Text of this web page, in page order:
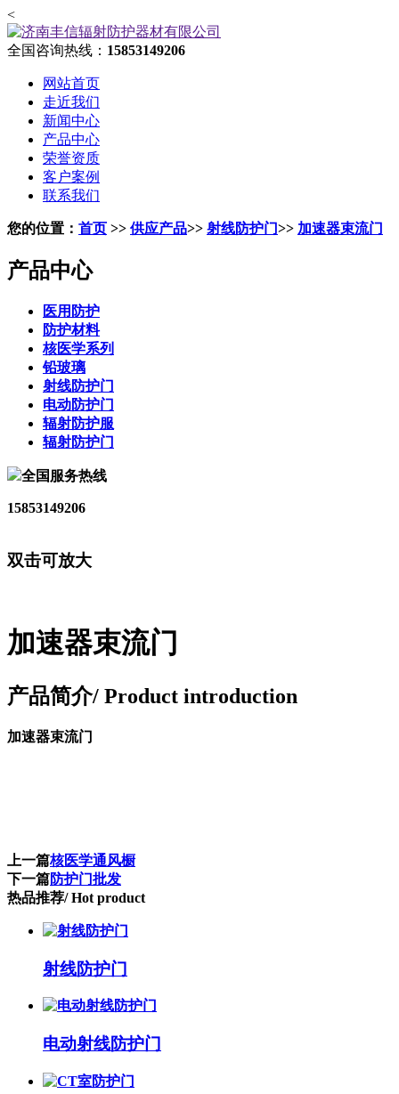
<
全国咨询热线： 15853149206
网站首页
走近我们
新闻中心
产品中心
荣誉资质
客户案例
联系我们
您的位置： 首页 >> 供应产品>> 射线防护门>> 加速器束流门
产品中心
医用防护
防护材料
核医学系列
铅玻璃
射线防护门
电动防护门
辐射防护服
辐射防护门
全国服务热线
15853149206
双击可放大
加速器束流门
产品简介/ Product introduction
加速器束流门
上一篇核医学通风橱
下一篇防护门批发
热品推荐/ Hot product
射线防护门
电动射线防护门